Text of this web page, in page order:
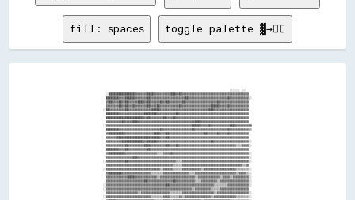
fill: spaces toggle palette ▓→✊🏽